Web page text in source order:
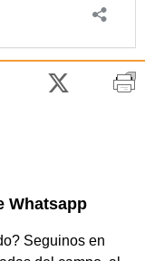
Whatsapp
Seguinos en